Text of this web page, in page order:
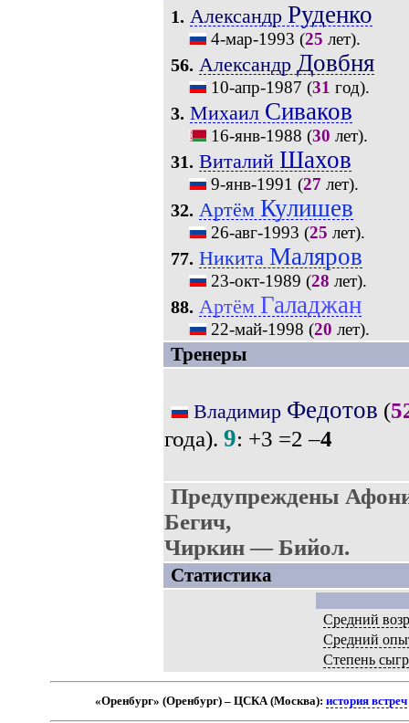
1. Александр Руденко
4-мар-1993 (25 лет).
56. Александр Довбня
10-апр-1987 (31 год).
3. Михаил Сиваков
16-янв-1988 (30 лет).
31. Виталий Шахов
9-янв-1991 (27 лет).
32. Артём Кулишев
26-авг-1993 (25 лет).
77. Никита Маляров
23-окт-1989 (28 лет).
88. Артём Галаджан
22-май-1998 (20 лет).
Тренеры
Владимир Федотов (
года). 9: +3 =2 –4
Предупреждены
Бегич,
Чиркин — Бийол.
Статистика
Средний
Средний
Степень
«Оренбург» (Оренбург) – ЦСКА (Москва):история встреч